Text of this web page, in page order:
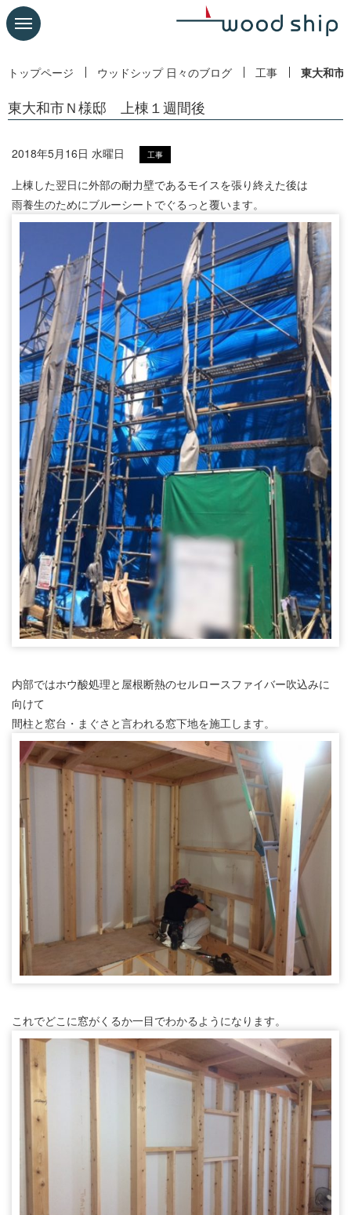
トップページ ウッドシップ 日々のブログ 工事 東大和市
東大和市Ｎ様邸 上棟１週間後
2018年5月16日 水曜日 工事
上棟した翌日に外部の耐力壁であるモイスを張り終えた後は
雨養生のためにブルーシートでぐるっと覆います。
内部ではホウ酸処理と屋根断熱のセルロースファイバー吹込みに
向けて
間柱と窓台・まぐさと言われる窓下地を施工します。
これでどこに窓がくるか一目でわかるようになります。